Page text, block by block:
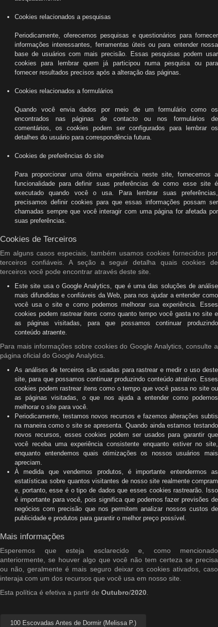
Cookies relacionados a pesquisas
Periodicamente, oferecemos pesquisas e questionários para fornecer
informações interessantes, ferramentas úteis ou para entender nossa
base de usuários com mais precisão. Essas pesquisas podem usar
cookies para lembrar quem já participou numa pesquisa ou para
fornecer resultados precisos após a alteração das páginas.
Cookies relacionados a formulários
Quando você envia dados por meio de um formulário como os
encontrados nas páginas de contacto ou nos formulários de
comentários, os cookies podem ser configurados para lembrar os
detalhes do usuário para correspondência futura.
Cookies de preferências do site
Para proporcionar uma ótima experiência neste site, fornecemos a
funcionalidade para definir suas preferências de como esse site é
executado quando você o usa. Para lembrar suas preferências,
precisamos definir cookies para que essas informações possam ser
chamadas sempre que você interagir com uma página for afetada por
suas preferências.
Cookies de Terceiros
Em alguns casos especiais, também usamos cookies fornecidos por
terceiros confiáveis. A seção a seguir detalha quais cookies de
terceiros você pode encontrar através deste site.
Este site usa o Google Analytics, que é uma das soluções de análise
mais difundidas e confiáveis ​​da Web, para nos ajudar a entender como
você usa o site e como podemos melhorar sua experiência. Esses
cookies podem rastrear itens como quanto tempo você gasta no site e
as páginas visitadas, para que possamos continuar produzindo
conteúdo atraente.
Para mais informações sobre cookies do Google Analytics, consulte a
página oficial do Google Analytics.
As análises de terceiros são usadas para rastrear e medir o uso deste
site, para que possamos continuar produzindo conteúdo atrativo. Esses
cookies podem rastrear itens como o tempo que você passa no site ou
as páginas visitadas, o que nos ajuda a entender como podemos
melhorar o site para você.
Periodicamente, testamos novos recursos e fazemos alterações subtis
na maneira como o site se apresenta. Quando ainda estamos testando
novos recursos, esses cookies podem ser usados ​​para garantir que
você receba uma experiência consistente enquanto estiver no site,
enquanto entendemos quais otimizações os nossos usuários mais
apreciam.
À medida que vendemos produtos, é importante entendermos as
estatísticas sobre quantos visitantes de nosso site realmente compram
e, portanto, esse é o tipo de dados que esses cookies rastrearão. Isso
é importante para você, pois significa que podemos fazer previsões de
negócios com precisão que nos permitem analizar nossos custos de
publicidade e produtos para garantir o melhor preço possível.
Mais informações
Esperemos que esteja esclarecido e, como mencionado
anteriormente, se houver algo que você não tem certeza se precisa
ou não, geralmente é mais seguro deixar os cookies ativados, caso
interaja com um dos recursos que você usa em nosso site.
Esta política é efetiva a partir de Outubro/2020
100 Escovadas Antes de Dormir (Melissa P.)